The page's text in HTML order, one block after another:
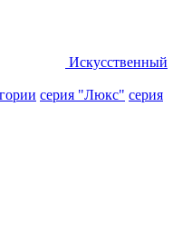
Искусственный
серия "Люкс" серия